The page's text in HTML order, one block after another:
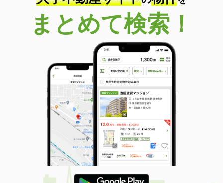
山口県宇部市中村２丁目
価 格
3.80万円
山口県宇部市中村２丁目
23.61m²
間取り
1K
山口県宇部市中村２丁目
価 格
4万円
住 所
山口県宇部市中村２丁目
専有面積 28.02m²
間取り
1K
山口県山口市大内矢田南６丁目
まとめて検索！